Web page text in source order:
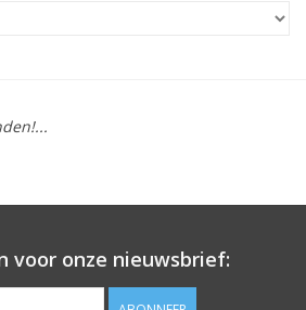
voor onze nieuwsbrief: